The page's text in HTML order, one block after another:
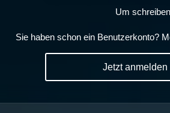
Um
Sie haben schon ein Benutzerkonto?
Jetzt anmelden